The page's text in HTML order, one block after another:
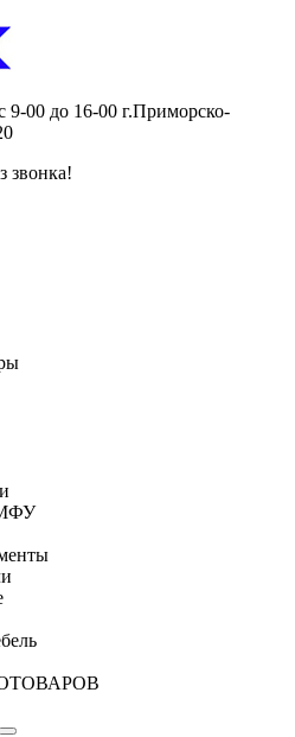
00 до 16-00 г.Приморско-
звонка!